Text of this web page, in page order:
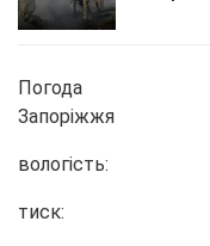
Погода
Запоріжжя
вологість:
тиск: